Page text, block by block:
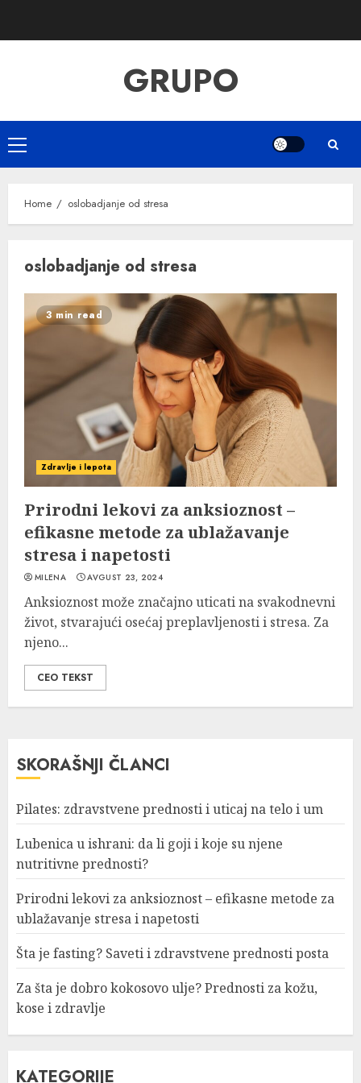
GRUPO
Primary
Menu
Home oslobadjanje od stresa
oslobadjanje od stresa
3 min read
Zdravlje i lepota
Prirodni lekovi za anksioznost –
efikasne metode za ublažavanje
stresa i napetosti
MILENA AVGUST 23, 2024
Anksioznost može značajno uticati na svakodnevni
život, stvarajući osećaj preplavljenosti i stresa. Za
njeno...
CEO TEKST
SKORAŠNJI ČLANCI
Pilates: zdravstvene prednosti i uticaj na telo i um
Lubenica u ishrani: da li goji i koje su njene
nutritivne prednosti?
Prirodni lekovi za anksioznost – efikasne metode za
ublažavanje stresa i napetosti
Šta je fasting? Saveti i zdravstvene prednosti posta
Za šta je dobro kokosovo ulje? Prednosti za kožu,
kose i zdravlje
KATEGORIJE